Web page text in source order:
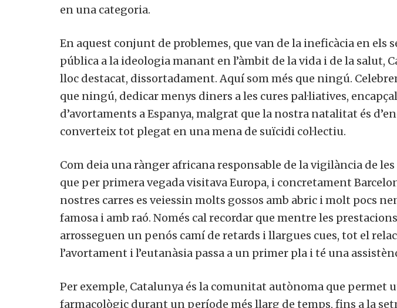
en una categoria.
En aquest conjunt de problemes, que van de la ineficàcia en els
pública a la ideologia manant en l’àmbit de la vida i de la salut,
lloc destacat, dissortadament. Aquí som més que ningú.
que ningú, dedicar menys diners a les cures pal·liatives,
d’avortaments a Espanya, malgrat que la nostra natalitat és
converteix tot plegat en una mena de suïcidi col·lectiu.
Com deia una rànger africana responsable de la vigilància de les
que per primera vegada visitava Europa, i concretament
nostres carres es veiessin molts gossos amb abric i molt pocs
famosa i amb raó. Només cal recordar que mentre les
arrosseguen un penós camí de retards i llargues cues, tot el
l’avortament i l’eutanàsia passa a un primer pla i té una
Per exemple, Catalunya és la comunitat autònoma que permet
farmacològic durant un període més llarg de temps, fins a la